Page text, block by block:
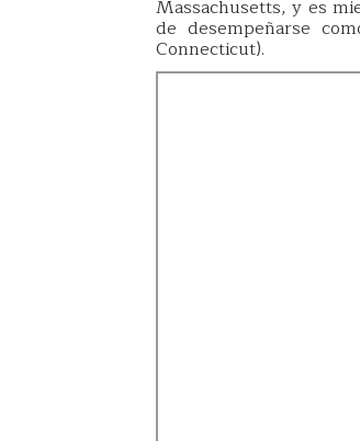
Massachusetts, y es
de desempeñarse
Connecticut).